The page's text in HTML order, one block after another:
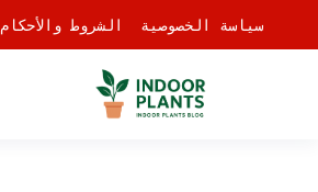
سياسة الخصوصية
الشروط والأحكام